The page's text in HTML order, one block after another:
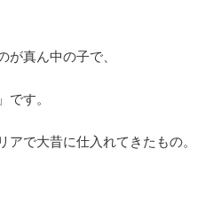
が真ん中の子で、
です。
アで大昔に仕入れてきたもの。